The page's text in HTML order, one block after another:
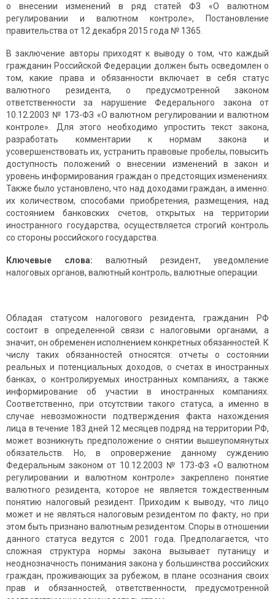
о внесении изменений в ряд статей ФЗ «О валютном
регулировании и валютном контроле», Постановление
правительства от 12 декабря 2015 года № 1365.
В заключение авторы приходят к выводу о том, что каждый
гражданин Российской Федерации должен быть осведомлен о
том, какие права и обязанности включает в себя статус
валютного резидента, о предусмотренной законом
ответственности за нарушение Федерального закона от
10.12.2003 № 173-ФЗ «О валютном регулировании и валютном
контроле». Для этого необходимо упростить текст закона,
разработать комментарии к нормам закона и
усовершенствовать их, устранить правовые пробелы, повысить
доступность положений о внесении изменений в закон и
уровень информирования граждан о предстоящих изменениях.
Также было установлено, что над доходами граждан, а именно:
их количеством, способами приобретения, размещения, над
состоянием банковских счетов, открытых на территории
иностранного государства, осуществляется строгий контроль
со стороны российского государства.
Ключевые слова: валютный резидент, уведомление
налоговых органов, валютный контроль, валютные операции.
Обладая статусом налогового резидента, гражданин РФ
состоит в определенной связи с налоговыми органами, а
значит, он обременен исполнением конкретных обязанностей. К
числу таких обязанностей относятся: отчеты о состоянии
реальных и потенциальных доходов, о счетах в иностранных
банках, о контролируемых иностранных компаниях, а также
информирование об участии в иностранных компаниях.
Соответственно, при отсутствии такого статуса, а именно в
случае невозможности подтверждения факта нахождения
лица в течение 183 дней 12 месяцев подряд на территории РФ,
может возникнуть предположение о снятии вышеупомянутых
обязательств. Но, в опровержение данному суждению
Федеральным законом от 10.12.2003 № 173-ФЗ «О валютном
регулировании и валютном контроле» закреплено понятие
валютного резидента, которое не является тождественным
понятию налоговый резидент. Приходим к выводу, что лицо
может и не являться налоговым резидентом по факту, но при
этом быть признано валютным резидентом. Споры в отношении
данного статуса ведутся с 2001 года. Предполагается, что
сложная структура нормы закона вызывает путаницу и
неоднозначность понимания закона у большинства российских
граждан, проживающих за рубежом, в плане осознания своих
прав и обязанностей, ответственности, предусмотренной